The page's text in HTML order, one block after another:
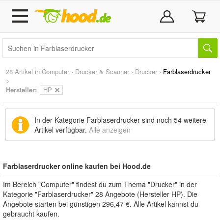
28 Artikel in Computer › Drucker & Scanner › Drucker › Farblaserdrucker
>
Hersteller:
HP
In der Kategorie Farblaserdrucker sind noch 54 weitere
Artikel verfügbar. Alle anzeigen
Farblaserdrucker online kaufen bei Hood.de
Im Bereich "Computer" findest du zum Thema "Drucker" in der
Kategorie "Farblaserdrucker" 28 Angebote (Hersteller HP). Die
Angebote starten bei günstigen 296,47 €. Alle Artikel kannst du
gebraucht kaufen.